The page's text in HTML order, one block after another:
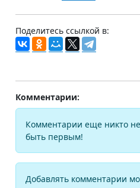
Поделитесь ссылкой в:
Комментарии:
Комментарии еще никто
быть первым!
Добавлять комментарии